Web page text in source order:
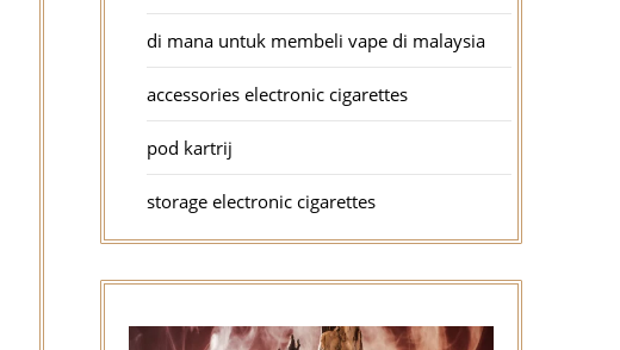
di mana untuk membeli vape di malaysia
accessories electronic cigarettes
pod kartrij
storage electronic cigarettes